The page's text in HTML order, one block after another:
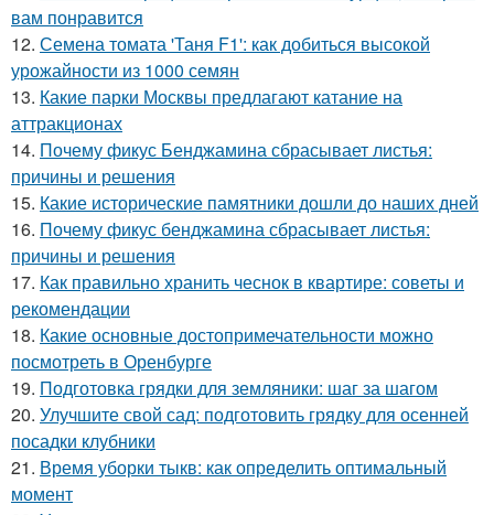
вам понравится
12. Семена томата 'Таня F1': как добиться высокой
урожайности из 1000 семян
13. Какие парки Москвы предлагают катание на
аттракционах
14. Почему фикус Бенджамина сбрасывает листья:
причины и решения
15. Какие исторические памятники дошли до наших дней
16. Почему фикус бенджамина сбрасывает листья:
причины и решения
17. Как правильно хранить чеснок в квартире: советы и
рекомендации
18. Какие основные достопримечательности можно
посмотреть в Оренбурге
19. Подготовка грядки для земляники: шаг за шагом
20. Улучшите свой сад: подготовить грядку для осенней
посадки клубники
21. Время уборки тыкв: как определить оптимальный
момент